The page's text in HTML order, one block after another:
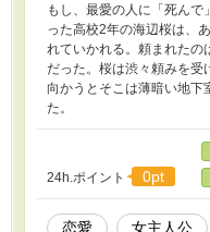
もし、最愛の人に「死んで
った高校2年の海辺桜は、
れていかれる。頼まれたの
だった。桜は渋々頼みを受
向かうとそこは薄暗い地下
た。
24h.ポイント 0pt
恋愛 女主人公